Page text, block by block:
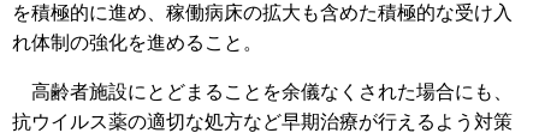
を積極的に進め、稼働病床の拡大も含めた積極的な受け入
れ体制の強化を進めること。
高齢者施設にとどまることを余儀なくされた場合にも、
抗ウイルス薬の適切な処方など早期治療が行えるよう対策